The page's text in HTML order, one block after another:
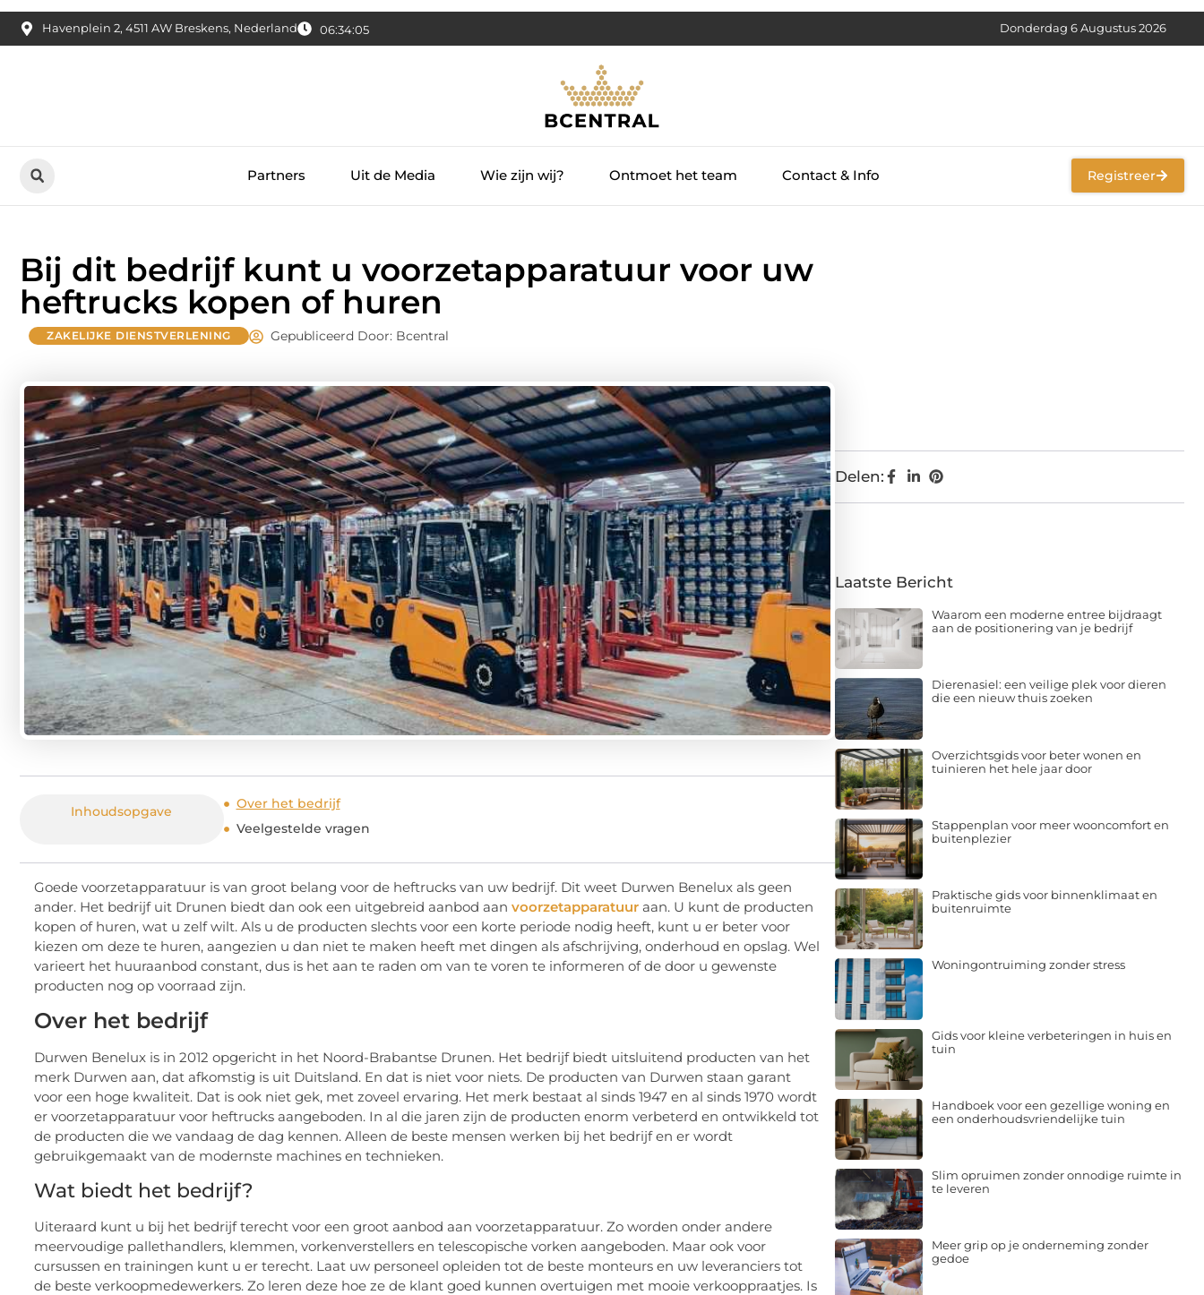
Havenplein 2, 4511 AW Breskens, Nederland Donderdag 6 Augustus 2026
Bij dit bedrijf kunt u voorzetapparatuur voor uw
heftrucks kopen of huren
ZAKELIJKE DIENSTVERLENING Gepubliceerd Door: Bcentral
Inhoudsopgave
Over het bedrijf
Veelgestelde vragen
Goede voorzetapparatuur is van groot belang voor de heftrucks van uw bedrijf. Dit weet Durwen Benelux als geen
ander. Het bedrijf uit Drunen biedt dan ook een uitgebreid aanbod aan voorzetapparatuur aan. U kunt de producten
kopen of huren, wat u zelf wilt. Als u de producten slechts voor een korte periode nodig heeft, kunt u er beter voor
kiezen om deze te huren, aangezien u dan niet te maken heeft met dingen als afschrijving, onderhoud en opslag. Wel
varieert het huuraanbod constant, dus is het aan te raden om van te voren te informeren of de door u gewenste
producten nog op voorraad zijn.
Over het bedrijf
Durwen Benelux is in 2012 opgericht in het Noord-Brabantse Drunen. Het bedrijf biedt uitsluitend producten van het
merk Durwen aan, dat afkomstig is uit Duitsland. En dat is niet voor niets. De producten van Durwen staan garant
voor een hoge kwaliteit. Dat is ook niet gek, met zoveel ervaring. Het merk bestaat al sinds 1947 en al sinds 1970 wordt
er voorzetapparatuur voor heftrucks aangeboden. In al die jaren zijn de producten enorm verbeterd en ontwikkeld tot
de producten die we vandaag de dag kennen. Alleen de beste mensen werken bij het bedrijf en er wordt
gebruikgemaakt van de modernste machines en technieken.
Wat biedt het bedrijf?
Uiteraard kunt u bij het bedrijf terecht voor een groot aanbod aan voorzetapparatuur. Zo worden onder andere
meervoudige pallethandlers, klemmen, vorkenverstellers en telescopische vorken aangeboden. Maar ook voor
cursussen en trainingen kunt u er terecht. Laat uw personeel opleiden tot de beste monteurs en uw leveranciers tot
de beste verkoopmedewerkers. Zo leren deze hoe ze de klant goed kunnen overtuigen met mooie verkooppraatjes. Is
Delen:
Laatste Bericht
Waarom een moderne entree bijdraagt
aan de positionering van je bedrijf
Dierenasiel: een veilige plek voor dieren
die een nieuw thuis zoeken
Overzichtsgids voor beter wonen en
tuinieren het hele jaar door
Stappenplan voor meer wooncomfort en
buitenplezier
Praktische gids voor binnenklimaat en
buitenruimte
Woningontruiming zonder stress
Gids voor kleine verbeteringen in huis en
tuin
Handboek voor een gezellige woning en
een onderhoudsvriendelijke tuin
Slim opruimen zonder onnodige ruimte in
te leveren
Meer grip op je onderneming zonder
gedoe